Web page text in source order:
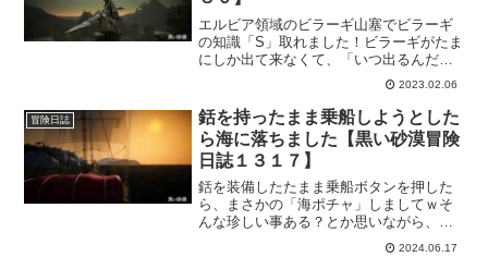
エルビア領域のビラーギ山塞でビラーギ
の知識「S」取れました！ビラーギがたま
にしか出て来なくて、「いつ出るんだろ
ー」と思いつつも、称号集めも兼ねてる
のでその内出るだろうとも思ってまし
た。そしたら「S」の知識が取れたのでラ
ッキー。おまけに称号もらえた！
2023.02.06
冒険日誌
銛を持ったまま乗船しようとした
ら海に落ちました【黒い砂漠冒険
日誌１３１７】
銛を装備したたまま乗船ボタンを押した
ら、まさかの「海ポチャ」しましてｗそ
んな珍しい事ある？とか思いながら、銛
を外すのに陸に上がってまた戻って…。
そして、念のためもう一度試してみた
2024.06.17